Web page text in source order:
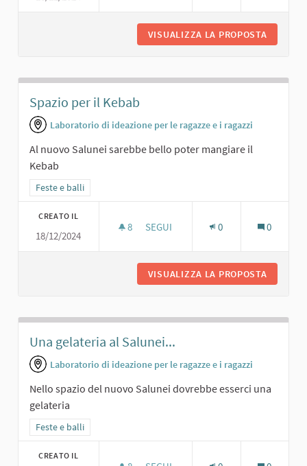
VISUALIZZA LA PROPOSTA
Spazio per il Kebab
Laboratorio di ideazione per le ragazze e i ragazzi
Al nuovo Salunei sarebbe bello poter mangiare il
Kebab
Filtra i risultati per categoria: Feste e balli
Feste e balli
CREATO IL
18/12/2024
8 8 SOSTENITORI
SEGUI 0 0
VISUALIZZA LA PROPOSTA
Una gelateria al Salunei...
Laboratorio di ideazione per le ragazze e i ragazzi
Nello spazio del nuovo Salunei dovrebbe esserci una
gelateria
Filtra i risultati per categoria: Feste e balli
Feste e balli
CREATO IL